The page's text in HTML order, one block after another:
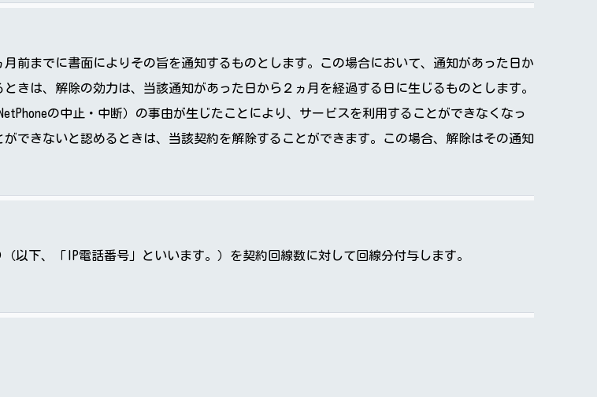
前までに書面によりその旨を通知するものとします。この場合において、通知があった日か
きは、解除の効力は、当該通知があった日から２ヵ月を経過する日に生じるものとします。
の中止・中断）の事由が生じたことにより、サービスを利用することができなくなっ
できないと認めるときは、当該契約を解除することができます。この場合、解除はその通知
以下、「IP電話番号」といいます。）を契約回線数に対して回線分付与します。